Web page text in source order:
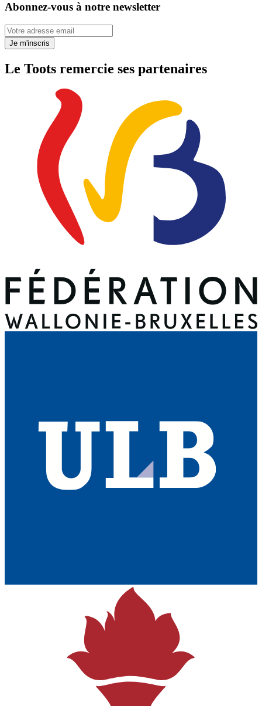
Abonnez-vous à notre newsletter
Votre adresse email
Je m'inscris
Le Toots remercie ses partenaires